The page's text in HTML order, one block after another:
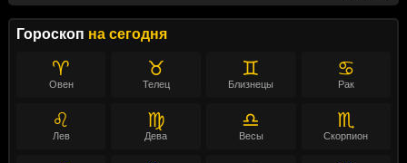
Гороскоп на сегодня
♈
Овен
♉
Телец
♊
Близнецы
♋
Рак
♌
Лев
♍
Дева
♎
Весы
♏
Скорпион